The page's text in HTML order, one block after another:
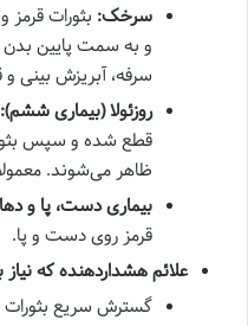
سرخک: بثورات
و به سمت پایین بدن
سرفه، آبریزش بینی
روزئولا (بیماری ششم):
قطع شده و سپس
ظاهر می‌شوند.
بیماری دست، پا و
قرمز روی دست و پا.
علائم هشداردهنده که
گسترش سریع بثورات